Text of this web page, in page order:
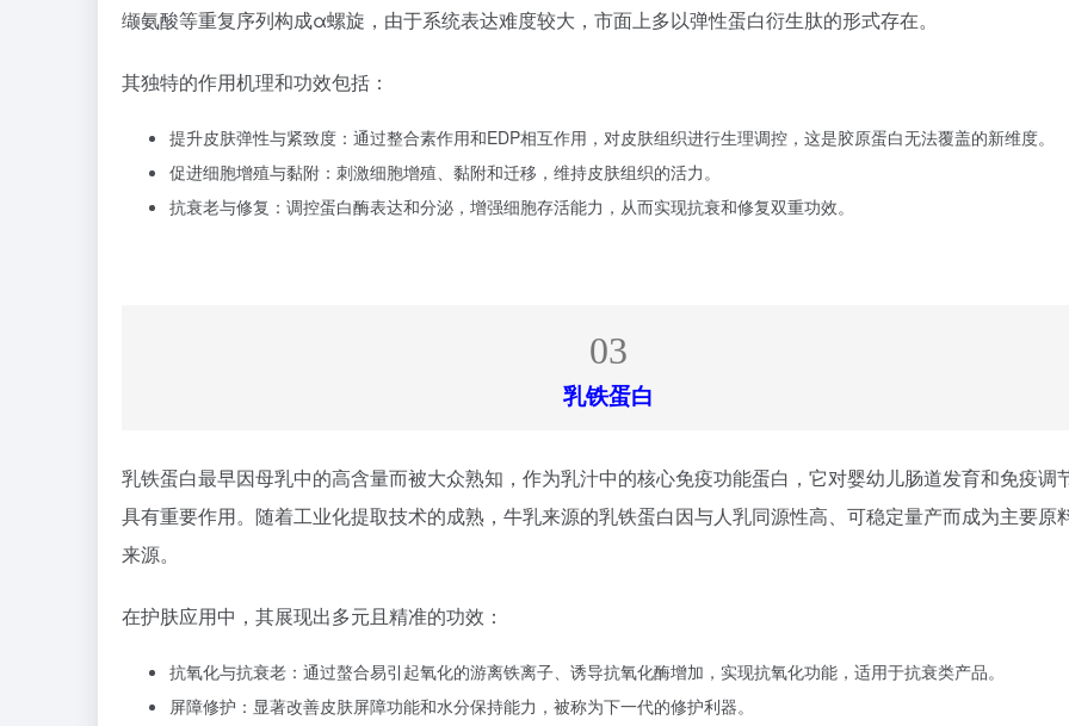
缬氨酸等重复序列构成α螺旋 ，由于系统表达难度较大，市面上多以弹性蛋白衍生肽的形式存在。
其独特的作用机理和功效包括：
提升皮肤弹性与紧致度：通过整合素作用和EDP相互作用，对皮肤组织进行生理调控，这是胶原蛋白无法覆盖的新维度。
促进细胞增殖与黏附：刺激细胞增殖、黏附和迁移，维持皮肤组织的活力。
抗衰老与修复：调控蛋白酶表达和分泌，增强细胞存活能力，从而实现抗衰和修复双重功效。
03
乳铁蛋白
乳铁蛋白最早因母乳中的高含量而被大众熟知，作为乳汁中的核心免疫功能蛋白，它对婴幼儿肠道发育和免疫调
具有重要作用。随着工业化提取技术的成熟，牛乳来源的乳铁蛋白因与人乳同源性高、可稳定量产而成为主要原
来源。
在护肤应用中，其展现出多元且精准的功效：
抗氧化与抗衰老：通过螯合易引起氧化的游离铁离子、诱导抗氧化酶增加，实现抗氧化功能，适用于抗衰类产品。
屏障修护：显著改善皮肤屏障功能和水分保持能力，被称为下一代的修护利器。